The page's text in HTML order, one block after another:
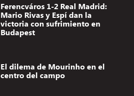
Ferencváros 1-2 Real Madrid:
Mario Rivas y Espí dan la
victoria con sufrimiento en
Budapest
El dilema de Mourinho en el
centro del campo